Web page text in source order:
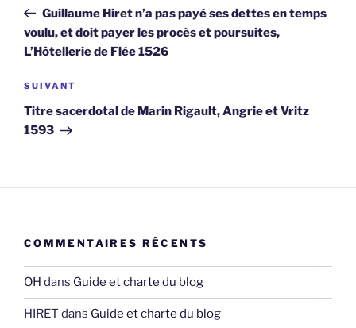
l’article
précédent
Guillaume Hiret n’a pas payé ses dettes en temps
voulu, et doit payer les procès et poursuites,
L’Hôtellerie de Flée 1526
Article
suivant
SUIVANT
Titre sacerdotal de Marin Rigault, Angrie et Vritz
1593
COMMENTAIRES RÉCENTS
OH dans Guide et charte du blog
HIRET dans Guide et charte du blog